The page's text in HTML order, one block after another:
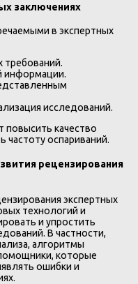
заключениях
в экспертных
требований.
информации.
исследований.
повысить качество
частоту оспариваний.
рецензирования
экспертных
технологий и
и упростить
В частности,
алгоритмы
которые
ошибки и